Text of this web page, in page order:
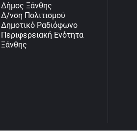
Δήμος Ξάνθης
Δ/νση Πολιτισμού
Δημοτικό Ραδιόφωνο
Περιφερειακή Ενότητα
Ξάνθης